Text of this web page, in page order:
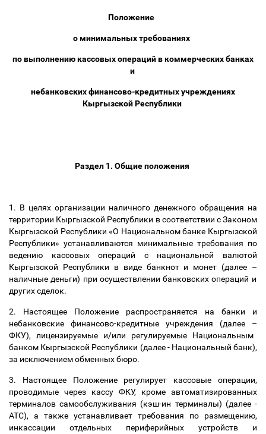
Положение
о минимальных требованиях
по выполнению кассовых операций в коммерческих банках
и
небанковских финансово-кредитных учреждениях
Кыргызской Республики
Раздел 1. Общие положения
1. В целях организации наличного денежного обращения на
территории Кыргызской Республики в соответствии с Законом
Кыргызской Республики «О Национальном банке Кыргызской
Республики» устанавливаются минимальные требования по
ведению кассовых операций с национальной валютой
Кыргызской Республики в виде банкнот и монет (далее –
наличные деньги) при осуществлении банковских операций и
других сделок.
2. Настоящее Положение распространяется на банки и
небанковские финансово-кредитные учреждения (далее –
ФКУ), лицензируемые и/или регулируемые Национальным
банком Кыргызской Республики (далее - Национальный банк),
за исключением обменных бюро.
3. Настоящее Положение регулирует кассовые операции,
проводимые через кассу ФКУ, кроме автоматизированных
терминалов самообслуживания (кэш-ин терминалы) (далее -
АТС), а также устанавливает требования по размещению,
инкассации отдельных периферийных устройств и